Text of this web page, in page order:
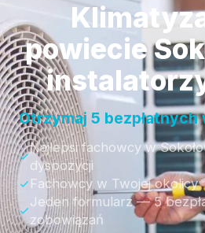
powiecie
Otrzymaj 5 bezpłatnych
Najlepsi fachowcy w
dyspozycji
Fachowcy w Twojej okolicy
Jeden formularz — 5
zobowiązań